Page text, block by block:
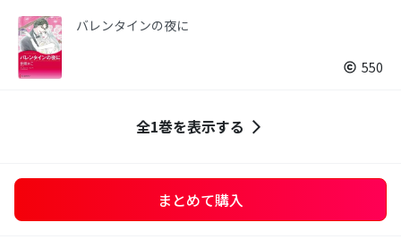
バレンタインの夜に
550
全1巻を表示する
まとめて購入